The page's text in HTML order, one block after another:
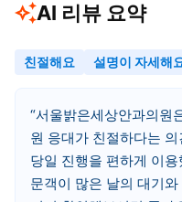
AI 리뷰 요약
친절해요 설명이 자세해
서울밝은세상안과의원
원 응대가 친절하다는
당일 진행을 편하게 이
문객이 많은 날의 대기